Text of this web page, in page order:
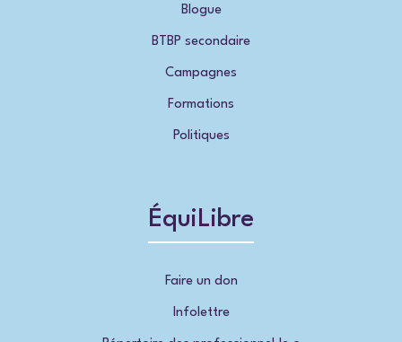
Blogue
BTBP secondaire
Campagnes
Formations
Politiques
ÉquiLibre
Faire un don
Infolettre